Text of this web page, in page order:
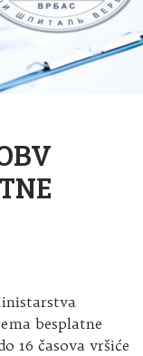
besplatne
16 časova vršiće